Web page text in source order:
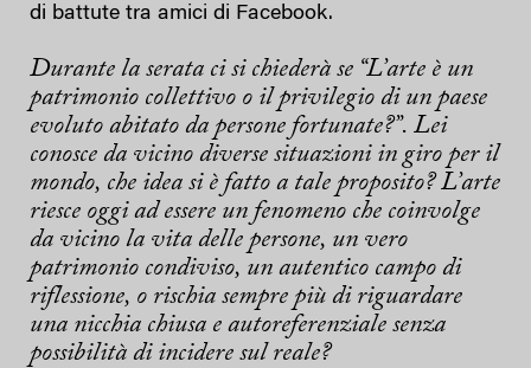
di battute tra amici di Facebook.
Durante la serata ci si chiederà se “L’arte è un
patrimonio collettivo o il privilegio di un paese
evoluto abitato da persone fortunate?”. Lei
conosce da vicino diverse situazioni in giro per il
mondo, che idea si è fatto a tale proposito? L’arte
riesce oggi ad essere un fenomeno che coinvolge
da vicino la vita delle persone, un vero
patrimonio condiviso, un autentico campo di
riflessione, o rischia sempre più di riguardare
una nicchia chiusa e autoreferenziale senza
possibilità di incidere sul reale?